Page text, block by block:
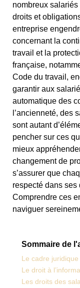
nombreux
droits et
entreprise
concernant la
travail et la
française,
Code du travail,
garantir aux
automatique des
l’ancienneté, des
sont autant
pencher sur ces
mieux
changement de
s’assurer que
respecté dans ses
Comprendre ces
naviguer
Sommaire de
Le cadre
Le droit à
Les droits des